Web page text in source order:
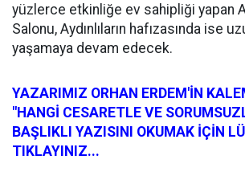
yüzlerce etkinliğe ev sahipliği yapan
Salonu, Aydınlıların hafızasında ise
yaşamaya devam edecek.
YAZARIMIZ ORHAN ERDEM'İN
"HANGİ CESARETLE VE
BAŞLIKLI YAZISINI OKUMAK İÇİN
TIKLAYINIZ...